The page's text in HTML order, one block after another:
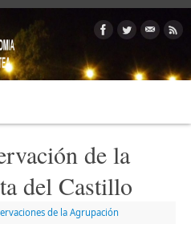
de la
del Castillo
de la Agrupación